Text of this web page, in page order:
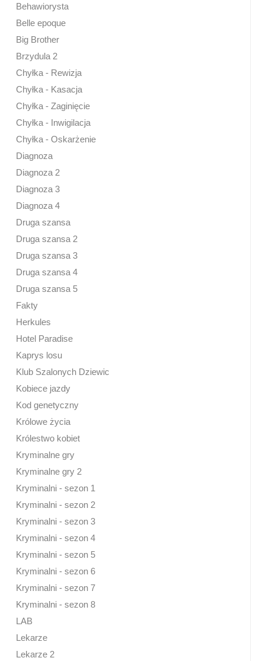
Behawiorysta
Belle epoque
Big Brother
Brzydula 2
Chyłka - Rewizja
Chyłka - Kasacja
Chyłka - Zaginięcie
Chyłka - Inwigilacja
Chyłka - Oskarżenie
Diagnoza
Diagnoza 2
Diagnoza 3
Diagnoza 4
Druga szansa
Druga szansa 2
Druga szansa 3
Druga szansa 4
Druga szansa 5
Fakty
Herkules
Hotel Paradise
Kaprys losu
Klub Szalonych Dziewic
Kobiece jazdy
Kod genetyczny
Królowe życia
Królestwo kobiet
Kryminalne gry
Kryminalne gry 2
Kryminalni - sezon 1
Kryminalni - sezon 2
Kryminalni - sezon 3
Kryminalni - sezon 4
Kryminalni - sezon 5
Kryminalni - sezon 6
Kryminalni - sezon 7
Kryminalni - sezon 8
LAB
Lekarze
Lekarze 2